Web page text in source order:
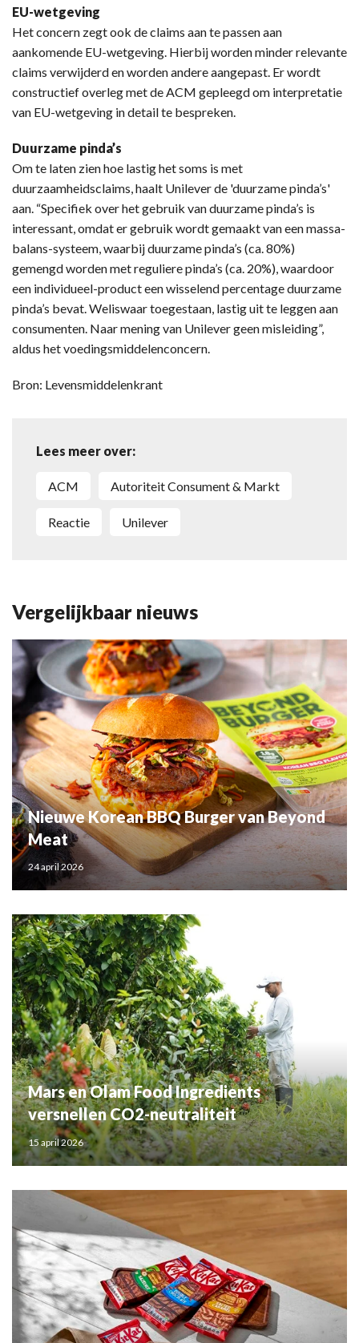
EU-wetgeving
Het concern zegt ook de claims aan te passen aan
aankomende EU-wetgeving. Hierbij worden minder relevante
claims verwijderd en worden andere aangepast. Er wordt
constructief overleg met de ACM gepleegd om interpretatie
van EU-wetgeving in detail te bespreken.
Duurzame pinda’s
Om te laten zien hoe lastig het soms is met
duurzaamheidsclaims, haalt Unilever de 'duurzame pinda’s'
aan. “Specifiek over het gebruik van duurzame pinda’s is
interessant, omdat er gebruik wordt gemaakt van een massa-
balans-systeem, waarbij duurzame pinda’s (ca. 80%)
gemengd worden met reguliere pinda’s (ca. 20%), waardoor
een individueel-product een wisselend percentage duurzame
pinda’s bevat. Weliswaar toegestaan, lastig uit te leggen aan
consumenten. Naar mening van Unilever geen misleiding”,
aldus het voedingsmiddelenconcern.
Bron: Levensmiddelenkrant
Lees meer over:
ACM Autoriteit Consument & Markt
reactie Unilever
Vergelijkbaar nieuws
Nieuwe Korean BBQ Burger van Beyond
Meat
24 april 2026
Mars en Olam Food Ingredients
versnellen CO2-neutraliteit
15 april 2026